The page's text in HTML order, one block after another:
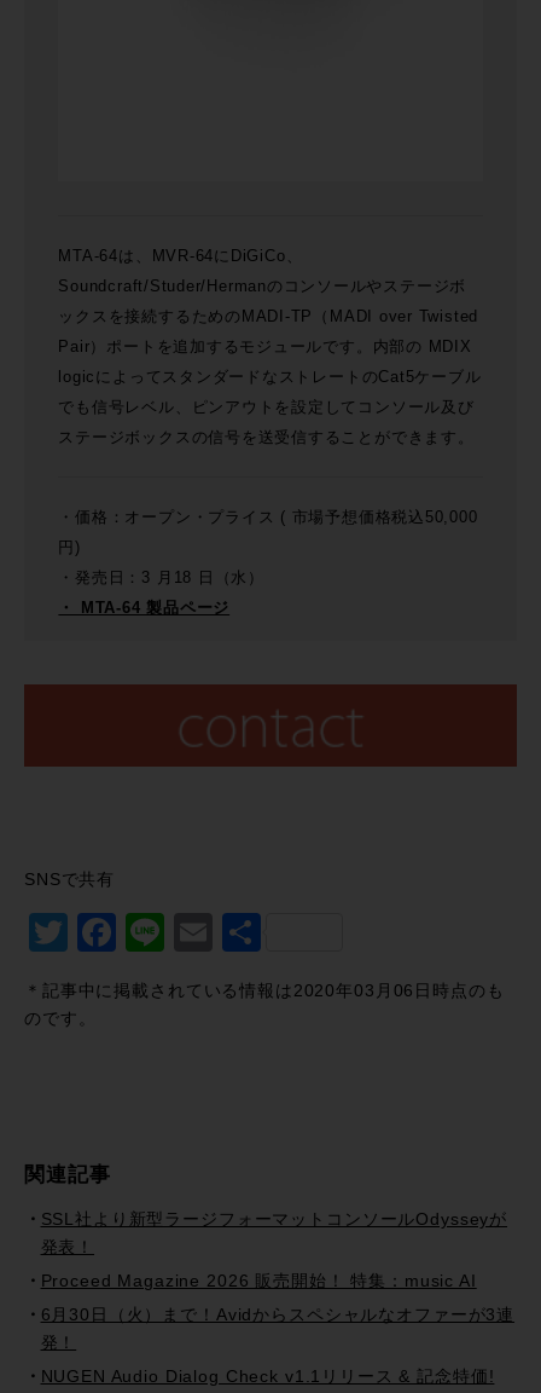
MTA-64は、MVR-64にDiGiCo、
Soundcraft/Studer/Hermanのコンソールやステージボ
ックスを接続するためのMADI-TP（MADI over Twisted
Pair）ポートを追加するモジュールです。内部の MDIX
logicによってスタンダードなストレートのCat5ケーブル
でも信号レベル、ピンアウトを設定してコンソール及び
ステージボックスの信号を送受信することができます。
・価格：オープン・プライス ( 市場予想価格税込50,000
円)
・発売日：3 月18 日（水）
・ MTA-64 製品ページ
SNSで共有
Twitter
Facebook
LineEmail
＊記事中に掲載されている情報は2020年03月06日時点のも
のです。
関連記事
SSL社より新型ラージフォーマットコンソールOdysseyが
発表！
Proceed Magazine 2026 販売開始！ 特集：music AI
6月30日（火）まで！Avidからスペシャルなオファーが3連
発！
NUGEN Audio Dialog Check v1.1リリース & 記念特価!